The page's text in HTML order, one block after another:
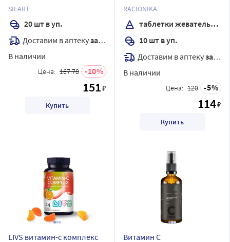
фильтр-пакеты
SILART
20 шт в уп.
Доставим в аптекузавтра
В наличии
Цена: 167.78 10
151₽
Купить
вкусом клубники 10 шт.
таблетки жевательные
массой 3 гр
RACIONIKA
таблетки жевательные
10 шт в уп.
Доставим в аптекузавтра
В наличии
Цена: 120 5
114₽
Купить
LIVS витамин-с комплекс
Витамин C